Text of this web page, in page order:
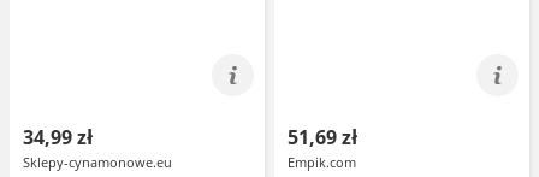
34,99 zł
Sklepy-cynamonowe.eu
51,69 zł
Empik.com